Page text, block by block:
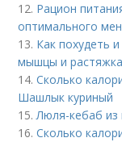
12. Рацион
оптимального
13. Как похудеть
мышцы и растяжка
14.Сколько
Шашлык куриный
15.Люля-кебаб из
16.Сколько